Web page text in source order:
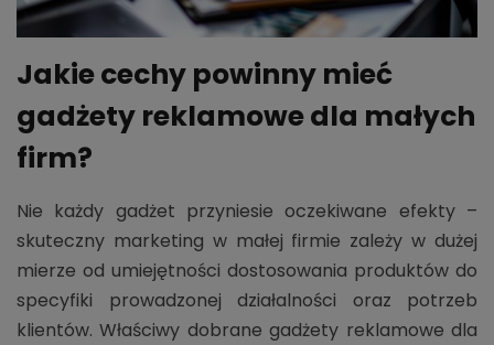
Jakie cechy powinny mieć
gadżety reklamowe dla małych
firm?
Nie każdy gadżet przyniesie oczekiwane efekty –
skuteczny marketing w małej firmie zależy w dużej
mierze od umiejętności dostosowania produktów do
specyfiki prowadzonej działalności oraz potrzeb
klientów. Właściwy dobrane gadżety reklamowe dla